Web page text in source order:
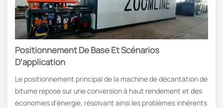
Positionnement De Base Et Scénarios
D'application
Le positionnement principal de la machine de décantation de
bitume repose sur une conversion à haut rendement et des
économies d'énergie, résolvant ainsi les problèmes inhérents